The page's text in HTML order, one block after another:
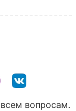
вопросам.